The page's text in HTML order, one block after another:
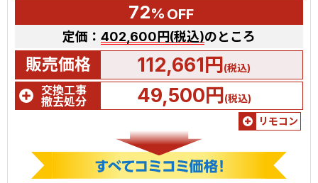
72% OFF
定価： 402,600円(税込)のところ
販売価格 112,661円(税込)
交換工事
撤去処分
49,500円(税込)
リモコン